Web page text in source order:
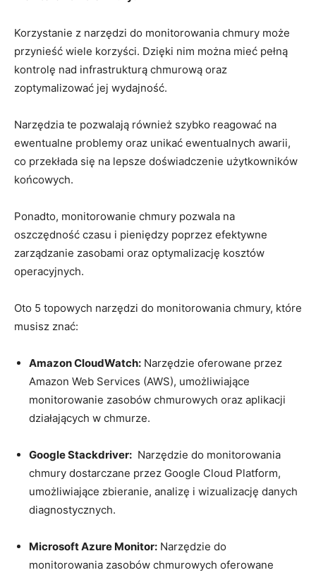
Korzystanie z narzędzi do monitorowania chmury może
przynieść ⁢wiele korzyści. Dzięki nim można ⁢mieć pełną
kontrolę nad infrastrukturą chmurową oraz
zoptymalizować​ jej wydajność.
Narzędzia te pozwalają również ​szybko​ reagować​ na
ewentualne problemy oraz unikać ewentualnych awarii,
⁢co przekłada się na ⁣lepsze doświadczenie użytkowników⁤
końcowych.‌
Ponadto, monitorowanie chmury pozwala ⁣na
oszczędność czasu ⁣i ‌pieniędzy‍ poprzez‍ efektywne
zarządzanie zasobami oraz optymalizację‌ kosztów
operacyjnych.
Oto 5 topowych narzędzi do monitorowania chmury, ​które
musisz znać:
Amazon CloudWatch: Narzędzie oferowane ‍przez
Amazon Web‍ Services (AWS), umożliwiające
monitorowanie zasobów ‌chmurowych oraz aplikacji⁣
działających⁣ w chmurze.
Google Stackdriver: ‌ Narzędzie do monitorowania
chmury dostarczane przez‌ Google Cloud Platform,
umożliwiające ⁢zbieranie, analizę⁣ i wizualizację danych⁤
diagnostycznych.
Microsoft Azure Monitor: Narzędzie do
monitorowania⁣ zasobów ‌chmurowych oferowane⁤